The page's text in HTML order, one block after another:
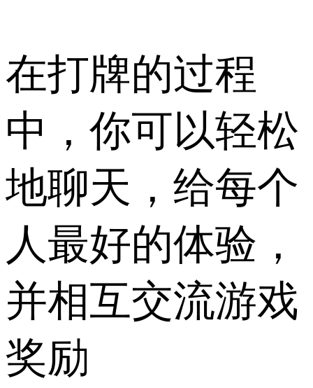
在打牌的过程
中，你可以轻松
地聊天，给每个
人最好的体验，
并相互交流游戏
奖励